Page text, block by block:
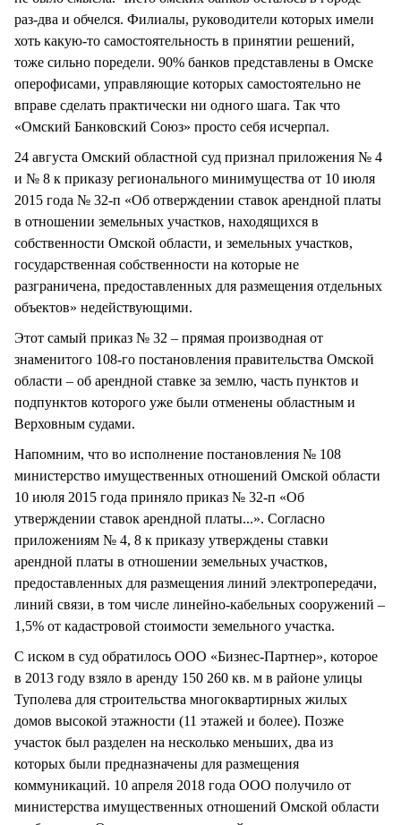
раз-два и обчелся. Филиалы, руководители которых имели
хоть какую-то самостоятельность в принятии решений,
тоже сильно поредели. 90% банков представлены в Омске
оперофисами, управляющие которых самостоятельно не
вправе сделать практически ни одного шага. Так что
«Омский Банковский Союз» просто себя исчерпал.
24 августа Омский областной суд признал приложения № 4
и № 8 к приказу регионального минимущества от 10 июля
2015 года № 32-п «Об отверждении ставок арендной платы
в отношении земельных участков, находящихся в
собственности Омской области, и земельных участков,
государственная собственности на которые не
разграничена, предоставленных для размещения отдельных
объектов» недействующими.
Этот самый приказ № 32 – прямая производная от
знаменитого 108-го постановления правительства Омской
области – об арендной ставке за землю, часть пунктов и
подпунктов которого уже были отменены областным и
Верховным судами.
Напомним, что во исполнение постановления № 108
министерство имущественных отношений Омской области
10 июля 2015 года приняло приказ № 32-п «Об
утверждении ставок арендной платы...». Согласно
приложениям № 4, 8 к приказу утверждены ставки
арендной платы в отношении земельных участков,
предоставленных для размещения линий электропередачи,
линий связи, в том числе линейно-кабельных сооружений –
1,5% от кадастровой стоимости земельного участка.
С иском в суд обратилось ООО «Бизнес-Партнер», которое
в 2013 году взяло в аренду 150 260 кв. м в районе улицы
Туполева для строительства многоквартирных жилых
домов высокой этажности (11 этажей и более). Позже
участок был разделен на несколько меньших, два из
которых были предназначены для размещения
коммуникаций. 10 апреля 2018 года ООО получило от
министерства имущественных отношений Омской области